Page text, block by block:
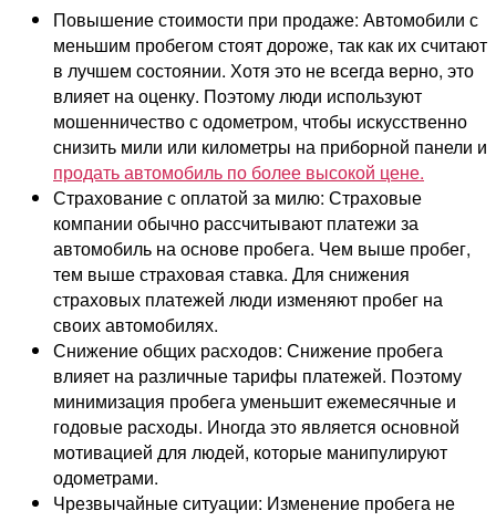
Повышение стоимости при продаже: Автомобили с
меньшим пробегом стоят дороже, так как их считают
в лучшем состоянии. Хотя это не всегда верно, это
влияет на оценку. Поэтому люди используют
мошенничество с одометром, чтобы искусственно
снизить мили или километры на приборной панели и
продать автомобиль по более высокой цене.
Страхование с оплатой за милю: Страховые
компании обычно рассчитывают платежи за
автомобиль на основе пробега. Чем выше пробег,
тем выше страховая ставка. Для снижения
страховых платежей люди изменяют пробег на
своих автомобилях.
Снижение общих расходов: Снижение пробега
влияет на различные тарифы платежей. Поэтому
минимизация пробега уменьшит ежемесячные и
годовые расходы. Иногда это является основной
мотивацией для людей, которые манипулируют
одометрами.
Чрезвычайные ситуации: Изменение пробега не